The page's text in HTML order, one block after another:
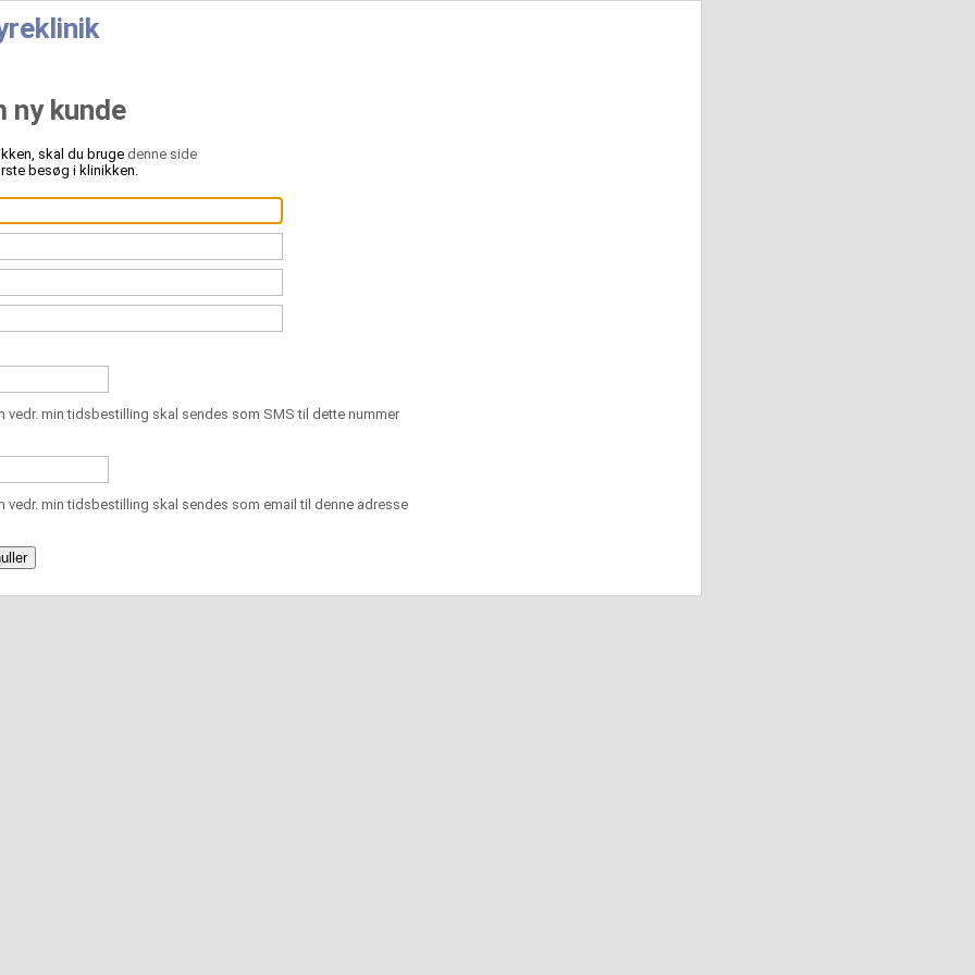
ny kunde
skal du bruge denne side
besøg i klinikken.
vedr. min tidsbestilling skal sendes som SMS til dette nummer
vedr. min tidsbestilling skal sendes som email til denne adresse